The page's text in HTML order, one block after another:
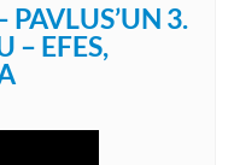
PAVLUS’UN 3.
– EFES,